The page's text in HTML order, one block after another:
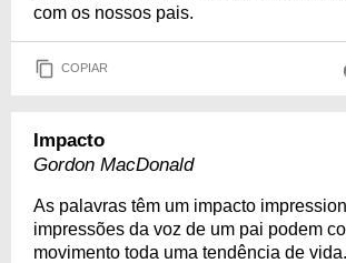
com os nossos pais.
COPIAR
Impacto
Gordon MacDonald
As palavras têm um impacto
impressões da voz de um pai podem
movimento toda uma tendência de vida.